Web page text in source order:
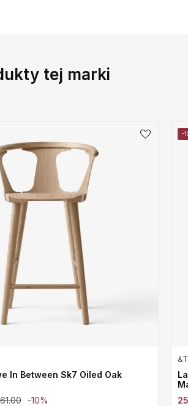
tej marki
In Between Sk7 Oiled Oak
-10%
-